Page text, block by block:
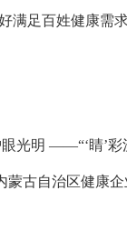
满足百姓健康需
光明 ——“‘睛’
蒙古自治区健康企